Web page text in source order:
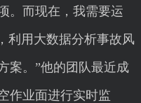
。而现在，我需要运
利用大数据分析事故风
案。”他的团队最近成
作业面进行实时监